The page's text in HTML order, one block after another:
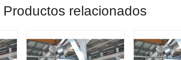
Productos relacionados